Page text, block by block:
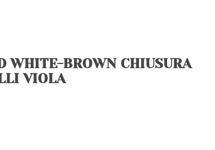
WHITE-BROWN CHIUSURA
VIOLA